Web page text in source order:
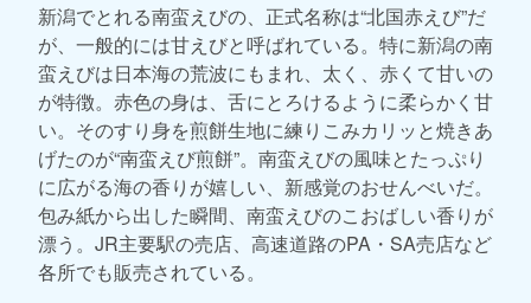
新潟でとれる南蛮えびの、正式名称は“北国赤えび”だ
が、一般的には甘えびと呼ばれている。特に新潟の南
蛮えびは日本海の荒波にもまれ、太く、赤くて甘いの
が特徴。赤色の身は、舌にとろけるように柔らかく甘
い。そのすり身を煎餅生地に練りこみカリッと焼きあ
げたのが“南蛮えび煎餅”。南蛮えびの風味とたっぷり
に広がる海の香りが嬉しい、新感覚のおせんべいだ。
包み紙から出した瞬間、南蛮えびのこおばしい香りが
漂う。JR主要駅の売店、高速道路のPA・SA売店など
各所でも販売されている。